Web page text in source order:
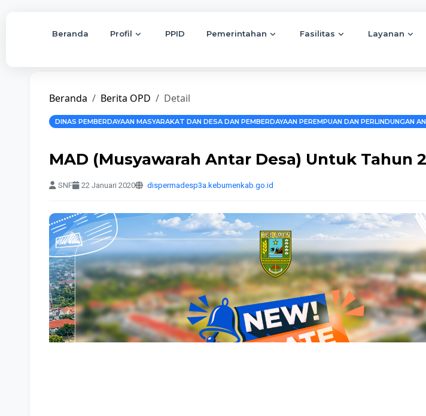
Beranda Profil PPID Pemerintahan Fasilitas Layanan
Beranda Berita OPD Detail
DINAS PEMBERDAYAAN MASYARAKAT DAN DESA DAN PEMBERDAYAAN PEREMPUAN DAN PERLINDUNGAN
MAD (Musyawarah Antar Desa) Untuk Tahun
SNF 22 Januari 2020 dispermadesp3a.kebumenkab.go.id